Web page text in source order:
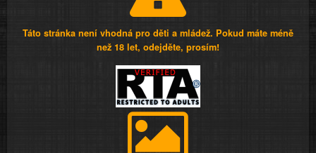
Táto stránka není vhodná pro děti a mládež. Pokud máte méně
než 18 let, odejděte, prosím!